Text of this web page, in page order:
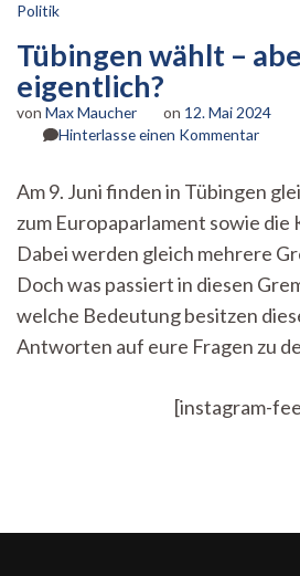
Politik
Tübingen wählt –
eigentlich?
von Max Maucher on 12. Mai 2024
Hinterlasse einen Kommentarzu
–
aber
was
Am 9. Juni finden in Tübingen
zum Europaparlament sowie die
Dabei werden gleich mehrere
Doch was passiert in diesen
welche Bedeutung besitzen
Antworten auf eure Fragen zu
[instagram-